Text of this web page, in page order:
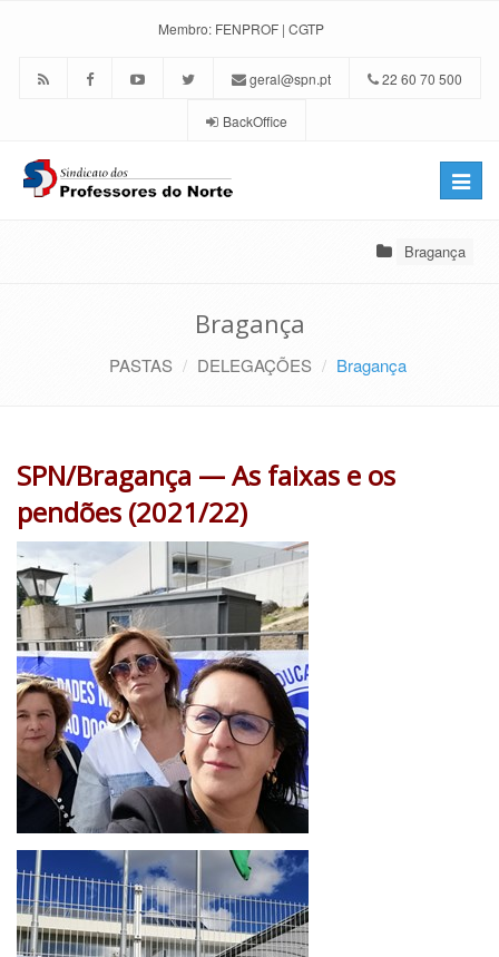
Membro: FENPROF | CGTP
geral@spn.pt 22 60 70 500
BackOffice
Toggle
Bragança
Bragança
PASTAS DELEGAÇÕES Bragança
SPN/Bragança — As faixas e os
pendões (2021/22)